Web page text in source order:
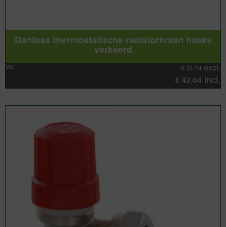
Danfoss thermostatische radiatorkraan haaks
verkeerd
Va: € 34,74 excl.
€42,04 incl.